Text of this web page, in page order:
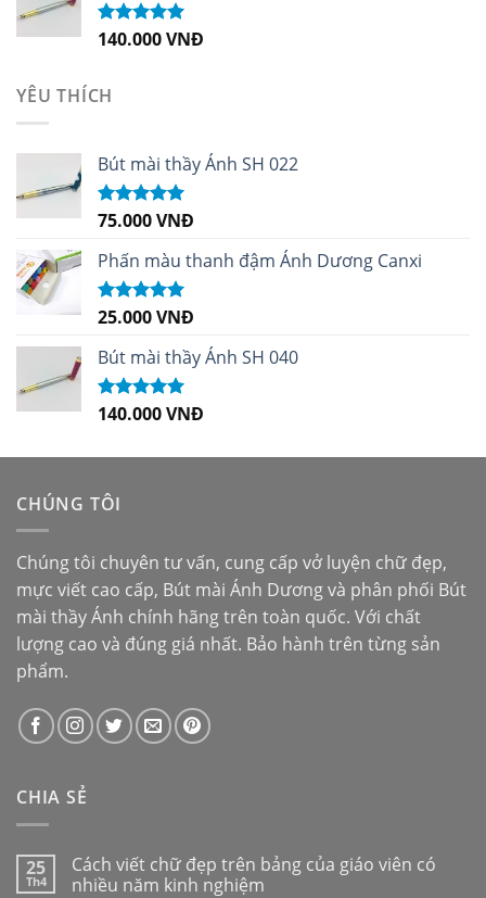
Được xếp
140.000VNĐ
YÊU THÍCH
Bút mài thầy Ánh SH 022
Được xếp
sao
75.000VNĐ
Phấn màu thanh đậm Ánh Dương Canxi
Được xếp
sao
25.000VNĐ
Bút mài thầy Ánh SH 040
Được xếp
140.000VNĐ
CHÚNG TÔI
Chúng tôi chuyên tư vấn, cung cấp vở luyện chữ đẹp,
mực viết cao cấp, Bút mài Ánh Dươngvà phân phối Bút
mài thầy Ánh chính hãng trên toàn quốc. Với chất
lượng cao và đúng giá nhất. Bảo hành trên từng sản
phẩm.
CHIA SẺ
25
Th4
Cách viết chữ đẹp trên bảng của giáo viên có
nhiều năm kinh nghiệm